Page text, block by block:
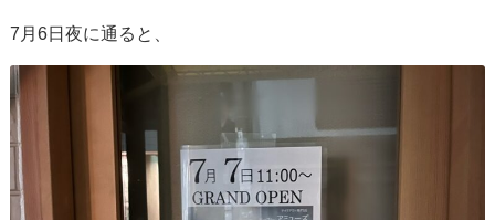
7月6日夜に通ると、